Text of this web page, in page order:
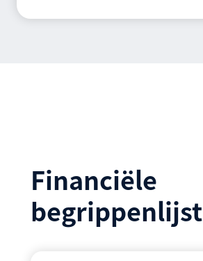
Financiële
begrippenlijst